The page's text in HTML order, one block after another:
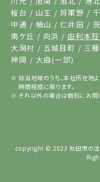
桜台
山王 将軍野
中通
楢山 仁井田
南ケ丘
向浜 由利本
大潟村
五城目町 三
神岡
大曲(一部)
該当地域のうち、本社所在地
時間程度に限ります。
それ以外の場合は個別にお問
copyright © 2023 秋田市の